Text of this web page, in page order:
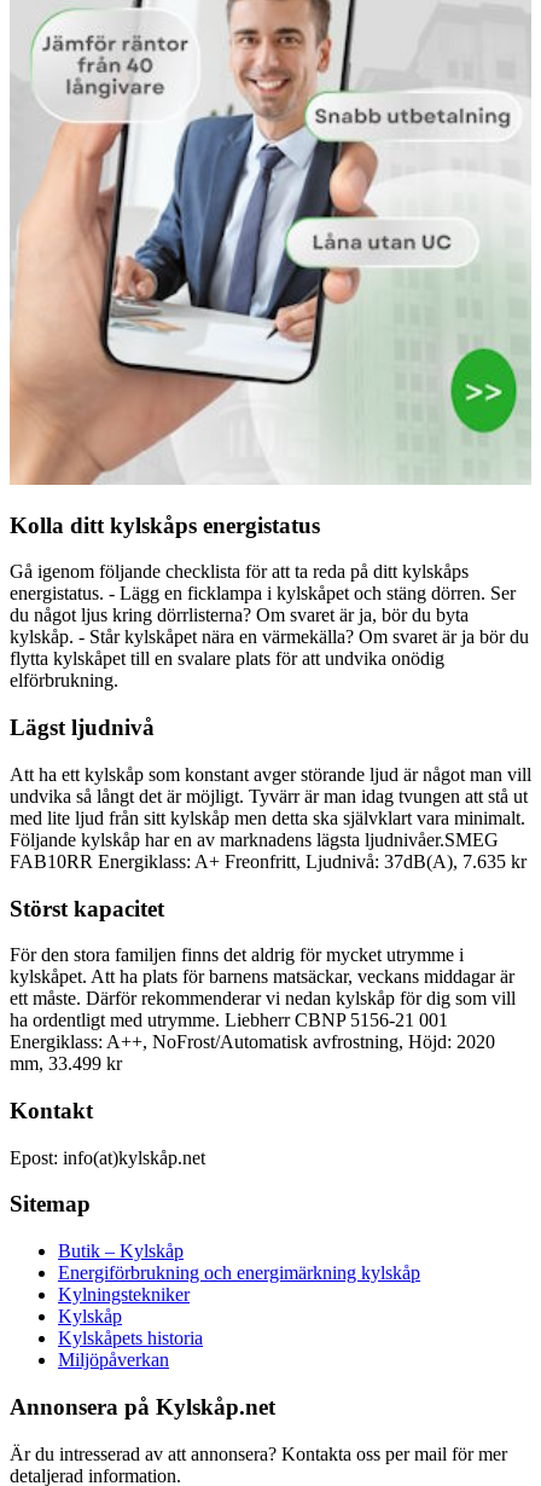
Kolla ditt kylskåps energistatus
Gå igenom följande checklista för att ta reda på ditt kylskåps
energistatus. - Lägg en ficklampa i kylskåpet och stäng dörren. Ser
du något ljus kring dörrlisterna? Om svaret är ja, bör du byta
kylskåp. - Står kylskåpet nära en värmekälla? Om svaret är ja bör du
flytta kylskåpet till en svalare plats för att undvika onödig
elförbrukning.
Lägst ljudnivå
Att ha ett kylskåp som konstant avger störande ljud är något man vill
undvika så långt det är möjligt. Tyvärr är man idag tvungen att stå ut
med lite ljud från sitt kylskåp men detta ska självklart vara minimalt.
Följande kylskåp har en av marknadens lägsta ljudnivåer.SMEG
FAB10RR Energiklass: A+ Freonfritt, Ljudnivå: 37dB(A), 7.635 kr
Störst kapacitet
För den stora familjen finns det aldrig för mycket utrymme i
kylskåpet. Att ha plats för barnens matsäckar, veckans middagar är
ett måste. Därför rekommenderar vi nedan kylskåp för dig som vill
ha ordentligt med utrymme. Liebherr CBNP 5156-21 001
Energiklass: A++, NoFrost/Automatisk avfrostning, Höjd: 2020
mm, 33.499 kr
Kontakt
Epost: info(at)kylskåp.net
Sitemap
Butik – Kylskåp
Energiförbrukning och energimärkning kylskåp
Kylningstekniker
Kylskåp
Kylskåpets historia
Miljöpåverkan
Annonsera på Kylskåp.net
Är du intresserad av att annonsera? Kontakta oss per mail för mer
detaljerad information.